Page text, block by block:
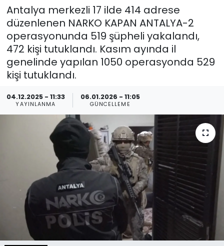
Antalya merkezli 17 ilde 414 adrese
düzenlenen NARKO KAPAN ANTALYA-2
operasyonunda 519 şüpheli yakalandı,
472 kişi tutuklandı. Kasım ayında il
genelinde yapılan 1050 operasyonda 529
kişi tutuklandı.
04.12.2025 - 11:33
YAYINLANMA
06.01.2026 - 11:05
GÜNCELLEME
Eğitim
Kültür-sanat
Sağlık
Spor
Teknoloji
Resmi İlanlar
Kültür-sanat
Sağlık
Spor
Teknoloji
Yaşam
Künye
Gizlilik Sözleşmesi
İletişim
Son Dakika Haberleri
Haber Arşivi